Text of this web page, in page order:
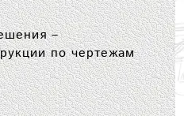
–
по чертежам